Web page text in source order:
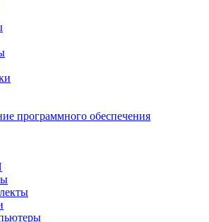
программного обеспечения